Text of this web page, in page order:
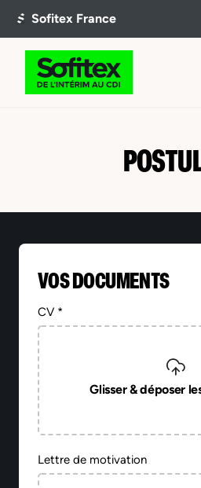
VOS DOCUMENTS
CV *
Glisser & déposer
Lettre de motivation